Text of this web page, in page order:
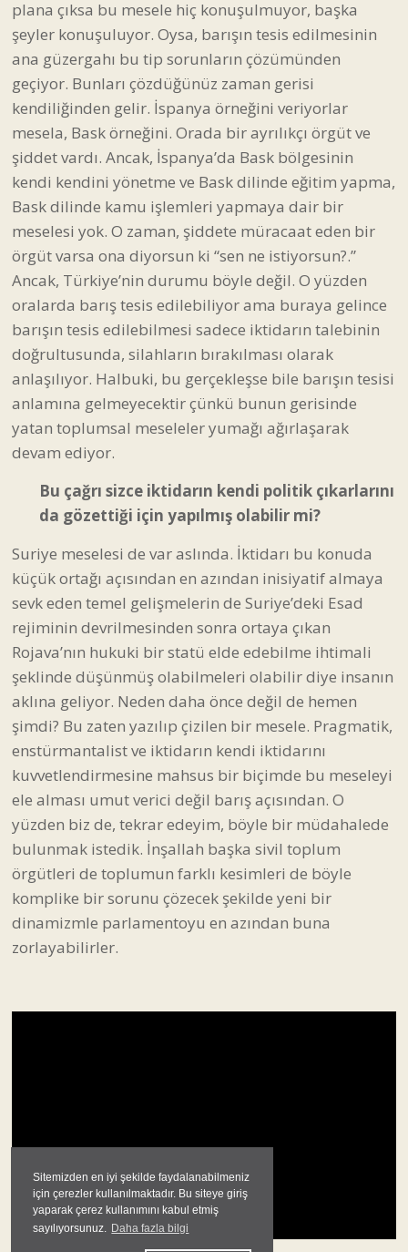
Sitemizden en iyi şekilde faydalanabilmeniz
için çerezler kullanılmaktadır. Bu siteye giriş
yaparak çerez kullanımını kabul etmiş
sayılıyorsunuz. Daha fazla bilgi
plana çıksa bu mesele hiç konuşulmuyor, başka
şeyler konuşuluyor. Oysa, barışın tesis edilmesinin
ana güzergahı bu tip sorunların çözümünden
geçiyor. Bunları çözdüğünüz zaman gerisi
kendiliğinden gelir. İspanya örneğini veriyorlar
mesela, Bask örneğini. Orada bir ayrılıkçı örgüt ve
şiddet vardı. Ancak, İspanya’da Bask bölgesinin
kendi kendini yönetme ve Bask dilinde eğitim yapma,
Bask dilinde kamu işlemleri yapmaya dair bir
meselesi yok. O zaman, şiddete müracaat eden bir
örgüt varsa ona diyorsun ki “sen ne istiyorsun?.”
Ancak, Türkiye’nin durumu böyle değil. O yüzden
oralarda barış tesis edilebiliyor ama buraya gelince
barışın tesis edilebilmesi sadece iktidarın talebinin
doğrultusunda, silahların bırakılması olarak
anlaşılıyor. Halbuki, bu gerçekleşse bile barışın tesisi
anlamına gelmeyecektir çünkü bunun gerisinde
yatan toplumsal meseleler yumağı ağırlaşarak
devam ediyor.
Bu çağrı sizce iktidarın kendi politik çıkarlarını
da gözettiği için yapılmış olabilir mi?
Suriye meselesi de var aslında. İktidarı bu konuda
küçük ortağı açısından en azından inisiyatif almaya
sevk eden temel gelişmelerin de Suriye’deki Esad
rejiminin devrilmesinden sonra ortaya çıkan
Rojava’nın hukuki bir statü elde edebilme ihtimali
şeklinde düşünmüş olabilmeleri olabilir diye insanın
aklına geliyor. Neden daha önce değil de hemen
şimdi? Bu zaten yazılıp çizilen bir mesele. Pragmatik,
enstürmantalist ve iktidarın kendi iktidarını
kuvvetlendirmesine mahsus bir biçimde bu meseleyi
ele alması umut verici değil barış açısından. O
yüzden biz de, tekrar edeyim, böyle bir müdahalede
bulunmak istedik. İnşallah başka sivil toplum
örgütleri de toplumun farklı kesimleri de böyle
komplike bir sorunu çözecek şekilde yeni bir
dinamizmle parlamentoyu en azından buna
zorlayabilirler.